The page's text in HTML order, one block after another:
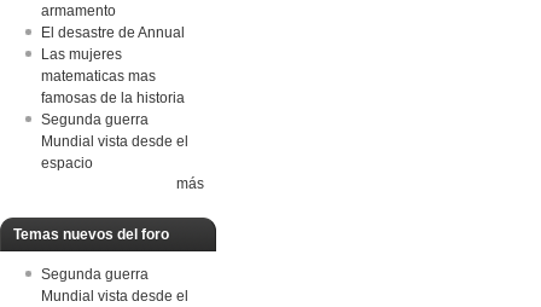
armamento
El desastre de Annual
Las mujeres
matematicas mas
famosas de la historia
Segunda guerra
Mundial vista desde el
espacio
más
Temas nuevos del foro
Segunda guerra
Mundial vista desde el